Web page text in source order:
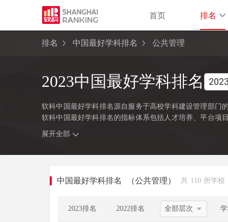
首页 排名
排名 中国最好学科排名 公共管理
2023中国最好学科排名
软科中国最好学科排名源自服务于高校学科建设管理部门
软科中国最好学科排名的指标体系包括人才培养、平台项
注的指标变量，强调通过客观数据反映学科点对本学科稀
学位委员会、教育部颁布的《研究生教育学科专业目录
研究生学位授权点的所有高校，发布的是在该学科排名前
展开全部
中国最好学科排名 （公共管理） 共 110 所学校
2023排名 2022排名